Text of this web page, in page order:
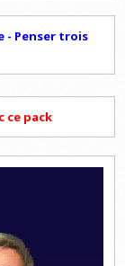
Penser trois
ce pack